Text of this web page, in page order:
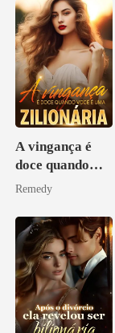
A vingança é
doce quando
você é uma
Remedy